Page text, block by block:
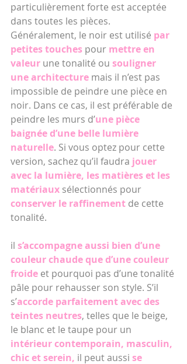
particulièrement forte est acceptée
dans toutes les pièces.
Généralement, le noir est utilisé par
petites touches pour mettre en
valeur une tonalité ou souligner
une architecture mais il n’est pas
impossible de peindre une pièce en
noir. Dans ce cas, il est préférable de
peindre les murs d’une pièce
baignée d’une belle lumière
naturelle. Si vous optez pour cette
version, sachez qu’il faudra jouer
avec la lumière, les matières et les
matériaux sélectionnés pour
conserver le raffinement de cette
tonalité.
il s’accompagne aussi bien d’une
couleur chaude que d’une couleur
froide et pourquoi pas d’une tonalité
pâle pour rehausser son style. S’il
s’accorde parfaitement avec des
teintes neutres, telles que le beige,
le blanc et le taupe pour un
intérieur contemporain, masculin,
chic et serein, il peut aussi se